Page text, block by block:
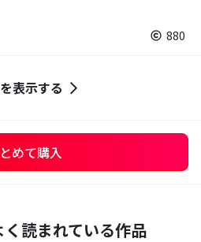
880
表示する
めて購入
読まれている作品